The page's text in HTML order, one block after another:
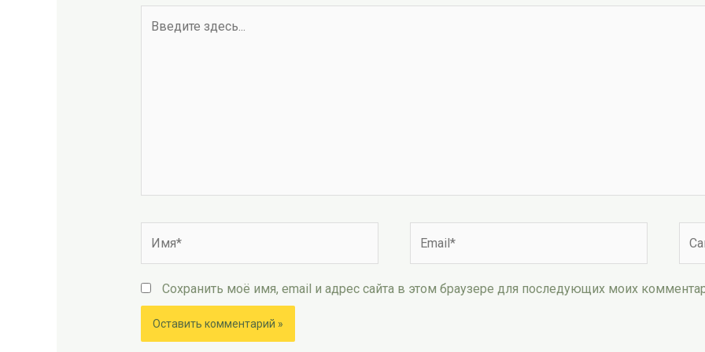
здесь...
Сохранить моё имя, email и адрес сайта в этом браузере для последующих моих